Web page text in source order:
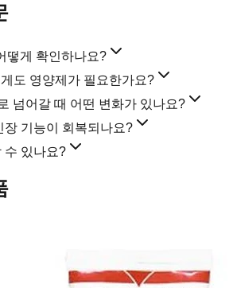
떻게 확인하나요?
도 영양제가 필요한가요?
넘어갈 때 어떤 변화가 있나요?
장 기능이 회복되나요?
수 있나요?